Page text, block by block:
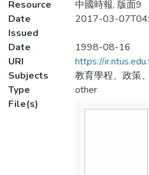
Resource
中國時報, 版面9
Date
Issued
2017-03-
Date
1998-08-16
URI
https://
Subjects
教育學程、政策
Type
other
File(s)